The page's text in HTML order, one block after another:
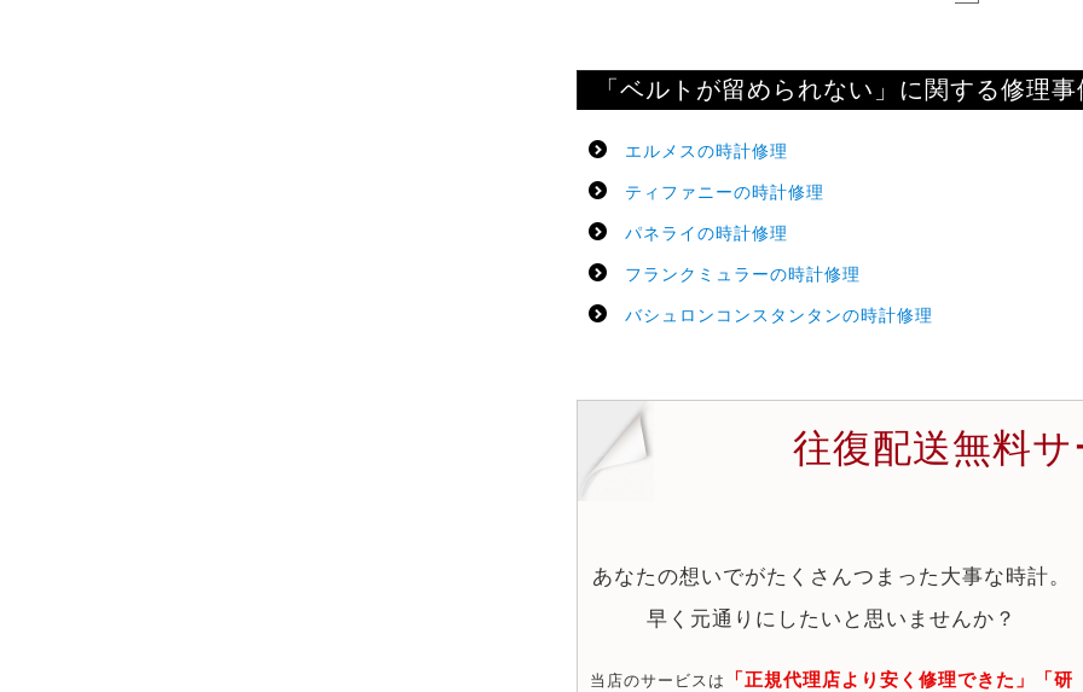
「ベルトが留められない」に関する修理事
エルメスの時計修理
ティファニーの時計修理
パネライの時計修理
フランクミュラーの時計修理
バシュロンコンスタンタンの時計修理
往復配送無料
あなたの想いでがたくさんつまった大事な時計。
早く元通りにしたいと思いませんか？
当店のサービスは
「正規代理店より安く修理できた」「研